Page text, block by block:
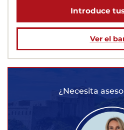
Introduce
Ver el
¿Necesita